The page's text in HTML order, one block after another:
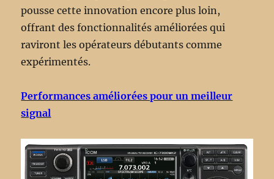
pousse cette innovation encore plus loin,
offrant des fonctionnalités améliorées qui
raviront les opérateurs débutants comme
expérimentés.
Performances améliorées pour un meilleur
signal